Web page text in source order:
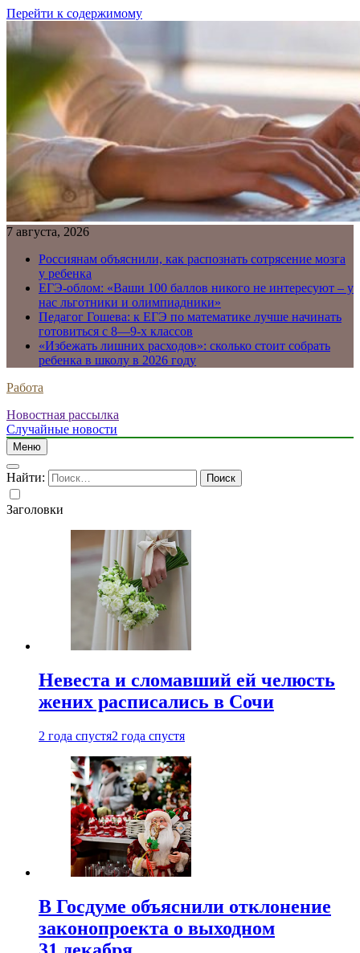
Перейти к содержимому
7 августа, 2026
Россиянам объяснили, как распознать сотрясение мозга
у ребенка
ЕГЭ-облом: «Ваши 100 баллов никого не интересуют – у
нас льготники и олимпиадники»
Педагог Гошева: к ЕГЭ по математике лучше начинать
готовиться с 8—9-х классов
«Избежать лишних расходов»: сколько стоит собрать
ребенка в школу в 2026 году
Работа
Новостная рассылка
Случайные новости
Меню
Найти:
Заголовки
Невеста и сломавший ей челюсть
жених расписались в Сочи
2 года спустя2 года спустя
В Госдуме объяснили отклонение
законопроекта о выходном